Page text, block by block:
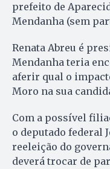
prefeito de
Mendanha (sem
Renata Abreu é
Mendanha teria
aferir qual o
Moro na sua
Com a possível
o deputado federal
reeleição do
deverá trocar de